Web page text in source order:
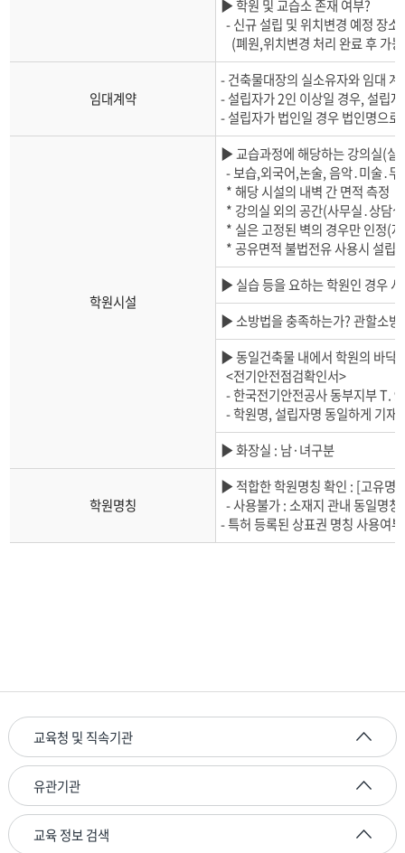
▶ 학원 및 교습소 존재 여부?
- 신규 설립 및 위치변경 예정 장
(폐원,위치변경 처리 완료 후 가
임대계약
- 건축물대장의 실소유자와 임대
- 설립자가 2인 이상일 경우, 설립
- 설립자가 법인일 경우 법인명으로
학원시설
▶ 교습과정에 해당하는 강의실(실
- 보습,외국어,논술, 음악․미술․
* 해당 시설의 내벽 간 면적 측정
* 강의실 외의 공간(사무실․상담
* 실은 고정된 벽의 경우만 인정(
* 공유면적 불법전유 사용시 설립
▶ 실습 등을 요하는 학원인 경우
▶ 소방법을 충족하는가? 관할소
▶ 동일건축물 내에서 학원의 바닥
<전기안전점검확인서>
- 한국전기안전공사 동부지부 T.
- 학원명, 설립자명 동일하게 기재
▶ 화장실 : 남·녀구분
학원명칭
▶ 적합한 학원명칭 확인 : [고유명
- 사용불가 : 소재지 관내 동일명
- 특허 등록된 상표권 명칭 사용여
교육청 및 직속기관
유관기관
교육 정보 검색